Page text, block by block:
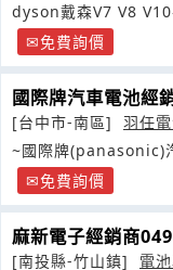
dyson戴森V7 V8
免費詢價
國際牌汽車電池經
[台中市-南區]
羽任
~國際牌(panasonic)
理商免費詢價
麻新電子經銷商
[南投縣-竹山鎮]
電